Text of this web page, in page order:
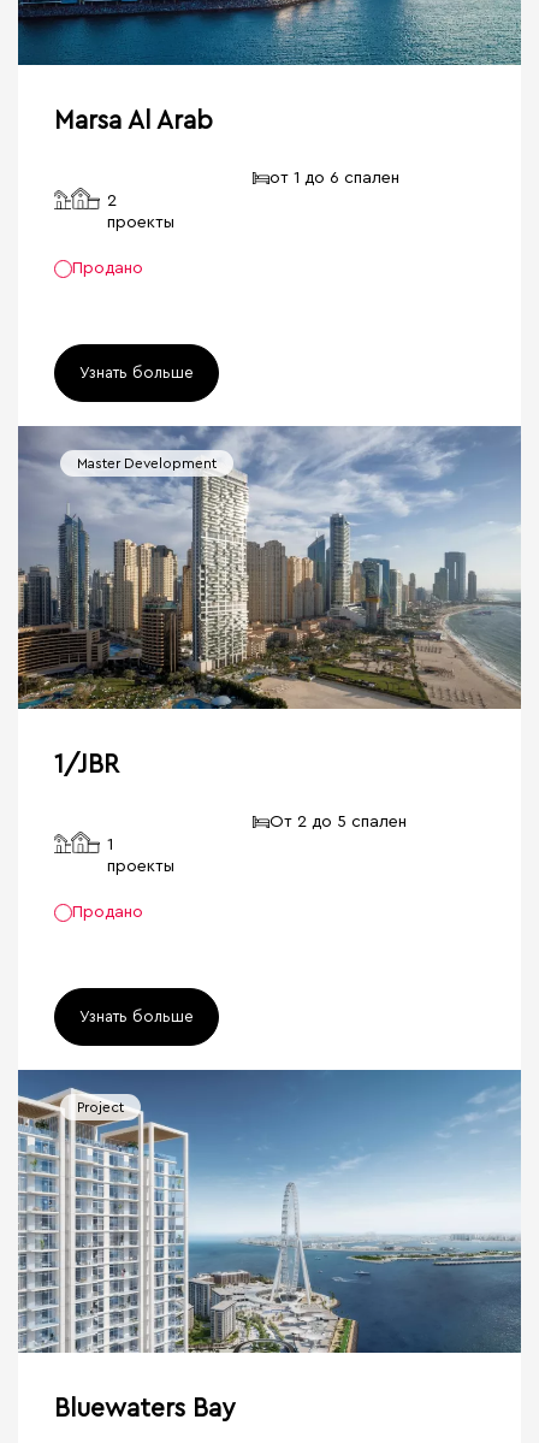
Marsa Al Arab
2
проекты
от 1 до 6 спален
Продано
Узнать больше
Master Development
1/JBR
1
проекты
От 2 до 5 спален
Продано
Узнать больше
Project
Bluewaters Bay